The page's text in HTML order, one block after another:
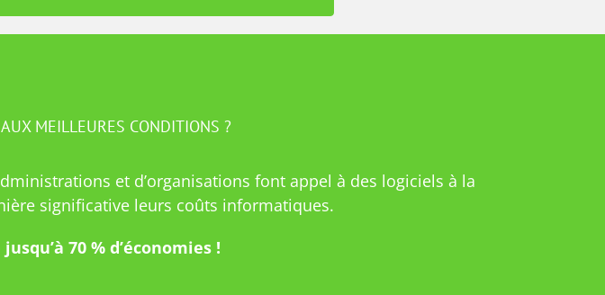
MEILLEURES CONDITIONS ?
et d’organisations font appel à des logiciels à la
significative leurs coûts informatiques.
70 % d’économies !